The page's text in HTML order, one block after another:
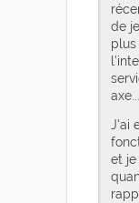
de
plus
axe...
J'ai
et